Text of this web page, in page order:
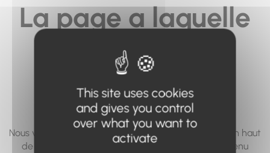
La page a laquelle
vous cherchez à
accéder n'existe
pas... ou plus.
Nous vous invitons à utiliser le moteur de recherche en haut
de page, ou à utiliser le menu pour trouver le contenu
This site uses cookies
and gives you control
over what you want to
activate